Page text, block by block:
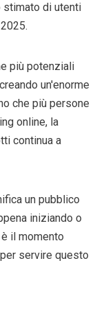
stimato di utenti
più potenziali
un'enorme
che più persone
online, la
continua a
un pubblico
iniziando o
il momento
servire questo